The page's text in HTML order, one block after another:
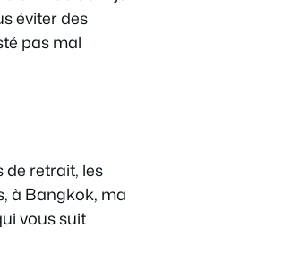
éviter des
pas mal
de retrait, les
à Bangkok, ma
vous suit